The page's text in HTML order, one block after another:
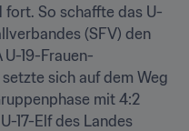
So schaffte das U-
(SFV) den
19-Frauen-
sich auf dem Weg
mit 4:2
17-Elf des Landes